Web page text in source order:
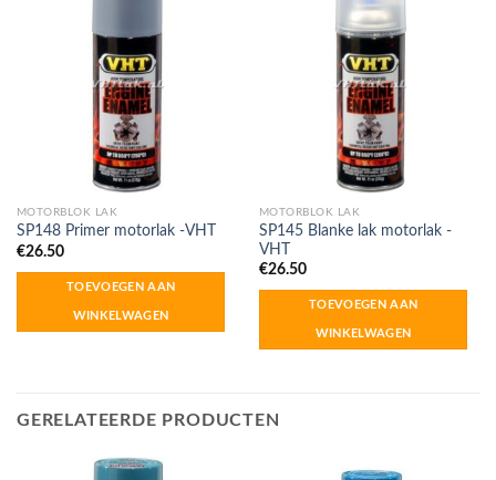
MOTORBLOK LAK
SP148 Primer motorlak -VHT
€26.50
TOEVOEGEN AAN
WINKELWAGEN
MOTORBLOK LAK
SP145 Blanke lak motorlak -
VHT
€26.50
TOEVOEGEN AAN
WINKELWAGEN
GERELATEERDE PRODUCTEN